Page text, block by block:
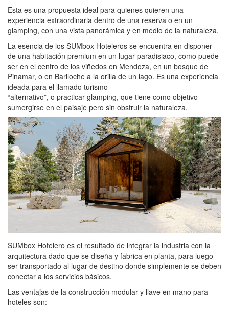
Esta es una propuesta ideal para quienes quieren una
experiencia extraordinaria dentro de una reserva o en un
glamping, con una vista panorámica y en medio de la naturaleza.
La esencia de los SUMbox Hoteleros se encuentra en disponer
de una habitación premium en un lugar paradisiaco, como puede
ser en el centro de los viñedos en Mendoza, en un bosque de
Pinamar, o en Bariloche a la orilla de un lago. Es una experiencia
ideada para el llamado turismo
“alternativo”, o practicar glamping, que tiene como objetivo
sumergirse en el paisaje pero sin obstruir la naturaleza.
SUMbox Hotelero es el resultado de integrar la industria con la
arquitectura dado que se diseña y fabrica en planta, para luego
ser transportado al lugar de destino donde simplemente se deben
conectar a los servicios básicos.
Las ventajas de la construcción modular y llave en mano para
hoteles son: